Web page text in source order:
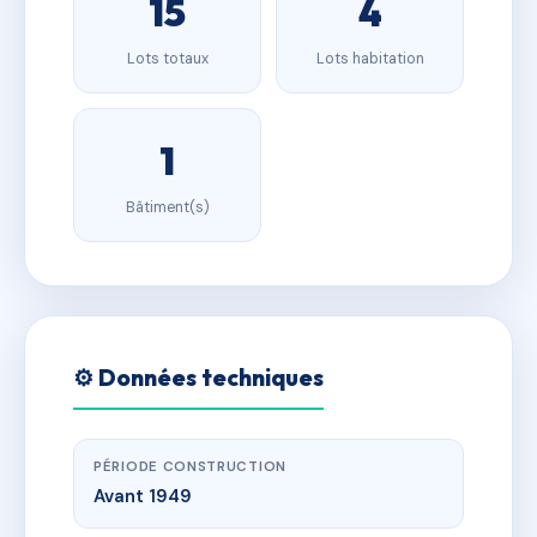
15
Lots totaux
4
Lots habitation
1
Bâtiment(s)
⚙️ Données techniques
PÉRIODE CONSTRUCTION
Avant 1949